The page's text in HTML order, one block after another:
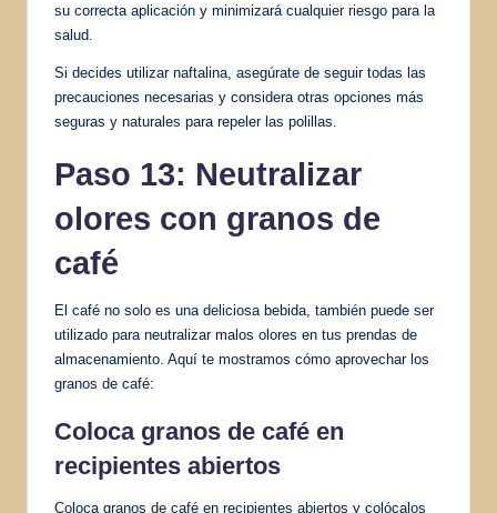
su correcta aplicación y minimizará cualquier riesgo para la
salud.
Si decides utilizar naftalina, asegúrate de seguir todas las
precauciones necesarias y considera otras opciones más
seguras y naturales para repeler las polillas.
Paso 13: Neutralizar
olores con granos de
café
El café no solo es una deliciosa bebida, también puede ser
utilizado para neutralizar malos olores en tus prendas de
almacenamiento. Aquí te mostramos cómo aprovechar los
granos de café:
Coloca granos de café en
recipientes abiertos
Coloca granos de café en recipientes abiertos y colócalos